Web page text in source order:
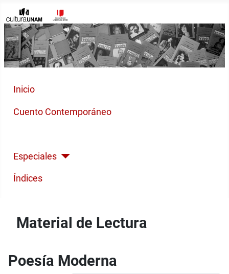
Inicio
Cuento Contemporáneo
Especiales
Índices
Material de Lectura
Poesía Moderna